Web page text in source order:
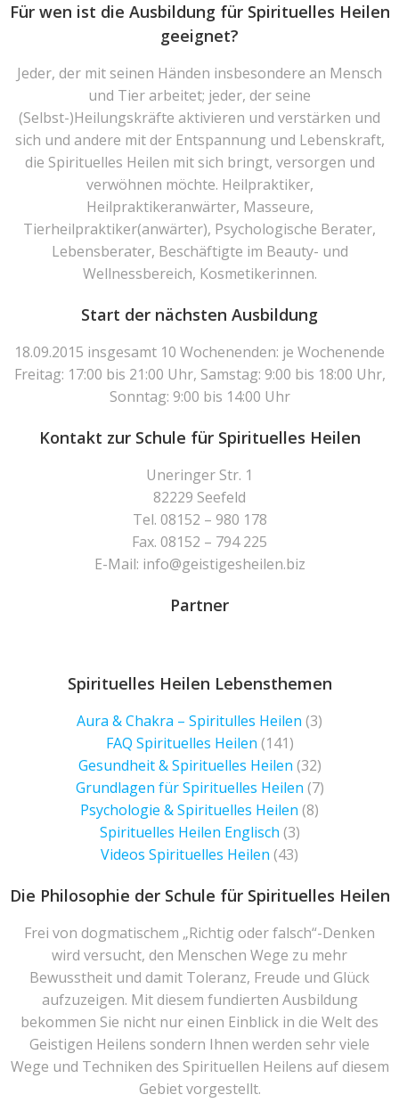
Für wen ist die Ausbildung für Spirituelles Heilen
geeignet?
Jeder, der mit seinen Händen insbesondere an Mensch
und Tier arbeitet; jeder, der seine
(Selbst-)Heilungskräfte aktivieren und verstärken und
sich und andere mit der Entspannung und Lebenskraft,
die Spirituelles Heilen mit sich bringt, versorgen und
verwöhnen möchte. Heilpraktiker,
Heilpraktikeranwärter, Masseure,
Tierheilpraktiker(anwärter), Psychologische Berater,
Lebensberater, Beschäftigte im Beauty- und
Wellnessbereich, Kosmetikerinnen.
Start der nächsten Ausbildung
18.09.2015 insgesamt 10 Wochenenden: je Wochenende
Freitag: 17:00 bis 21:00 Uhr, Samstag: 9:00 bis 18:00 Uhr,
Sonntag: 9:00 bis 14:00 Uhr
Kontakt zur Schule für Spirituelles Heilen
Uneringer Str. 1
82229 Seefeld
Tel. 08152 – 980 178
Fax. 08152 – 794 225
E-Mail: info@geistigesheilen.biz
Partner
Spirituelles Heilen Lebensthemen
Aura & Chakra – Spiritulles Heilen (3)
FAQ Spirituelles Heilen (141)
Gesundheit & Spirituelles Heilen (32)
Grundlagen für Spirituelles Heilen (7)
Psychologie & Spirituelles Heilen (8)
Spirituelles Heilen Englisch (3)
Videos Spirituelles Heilen (43)
Die Philosophie der Schule für Spirituelles Heilen
Frei von dogmatischem „Richtig oder falsch“-Denken
wird versucht, den Menschen Wege zu mehr
Bewusstheit und damit Toleranz, Freude und Glück
aufzuzeigen. Mit diesem fundierten Ausbildung
bekommen Sie nicht nur einen Einblick in die Welt des
Geistigen Heilens sondern Ihnen werden sehr viele
Wege und Techniken des Spirituellen Heilens auf diesem
Gebiet vorgestellt.